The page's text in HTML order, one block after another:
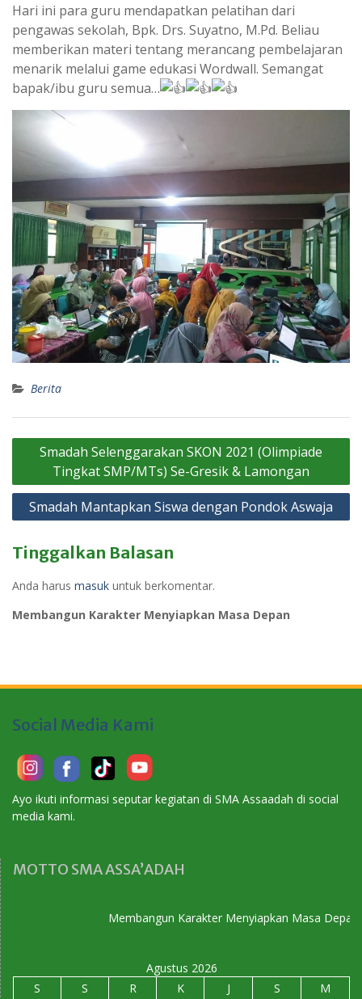
Hari ini para guru mendapatkan pelatihan dari
pengawas sekolah, Bpk. Drs. Suyatno, M.Pd. Beliau
memberikan materi tentang merancang pembelajaran
menarik melalui game edukasi Wordwall. Semangat
bapak/ibu guru semua…
Berita
Navigasi
Smadah Selenggarakan SKON 2021 (Olimpiade
Tingkat SMP/MTs) Se-Gresik & Lamongan
Smadah Mantapkan Siswa dengan Pondok Aswaja
Tinggalkan Balasan
Anda harus masuk untuk berkomentar.
Membangun Karakter Menyiapkan Masa Depan
Social Media Kami
Ayo ikuti informasi seputar kegiatan di SMA Assaadah di social
media kami.
MOTTO SMA ASSA’ADAH
Membangun Karakter Menyiapkan Masa Depan
Agustus 2026
S
S R K J S
M